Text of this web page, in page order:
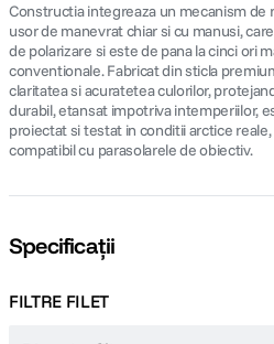
Constructia integreaza un mecanism de
usor de manevrat chiar si cu manusi,
de polarizare si este de pana la cinci ori
conventionale. Fabricat din sticla
claritatea si acuratetea culorilor,
durabil, etansat impotriva intemperiilor,
proiectat si testat in conditii arctice
compatibil cu parasolarele de obiectiv.
Specificații
FILTRE FILET